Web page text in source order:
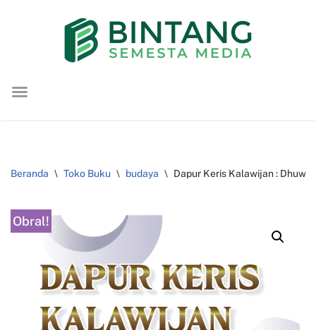
konten
Beranda \ Toko Buku \ budaya \ Dapur Keris Kalawijan :
Obral!